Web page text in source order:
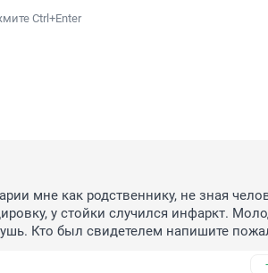
Ctrl+Enter
мне как родственнику, не зная
у стойки случился инфаркт.
Кто был свидетелем напишите